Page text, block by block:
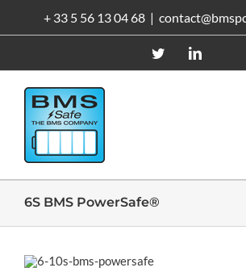
+ 33 5 56 13 04 68 |
TwitterLinkedIn
6S BMS PowerSafe®